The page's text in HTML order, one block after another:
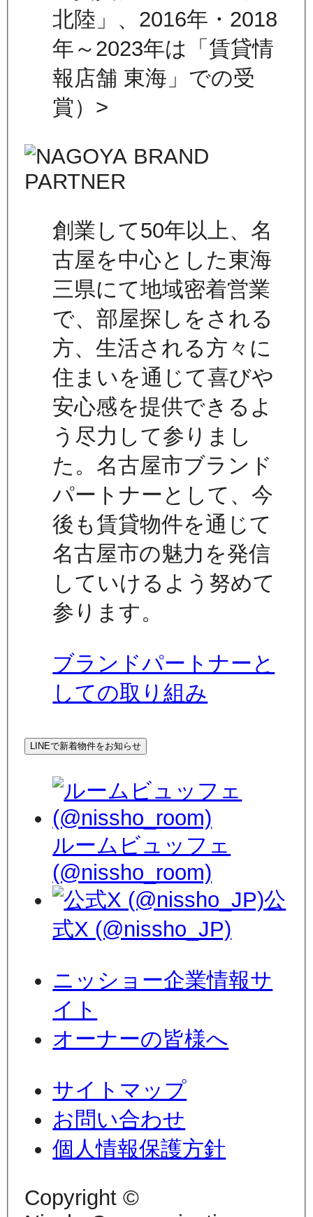
北陸」、2016年・2018
年～2023年は「賃貸情
報店舗 東海」での受
賞）>
創業して50年以上、名
古屋を中心とした東海
三県にて地域密着営業
で、部屋探しをされる
方、生活される方々に
住まいを通じて喜びや
安心感を提供できるよ
う尽力して参りまし
た。名古屋市ブランド
パートナーとして、今
後も賃貸物件を通じて
名古屋市の魅力を発信
していけるよう努めて
参ります。
ブランドパートナーと
しての取り組み
LINEで新着物件をお知らせ
ルームビュッフェ
(@nissho_room)
公
式X (@nissho_JP)
ニッショー企業情報サ
イト
オーナーの皆様へ
サイトマップ
お問い合わせ
個人情報保護方針
Copyright ©